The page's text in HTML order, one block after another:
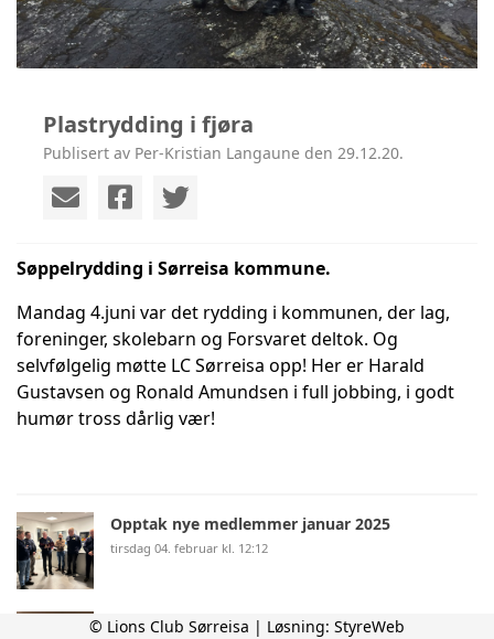
Plastrydding i fjøra
Publisert av Per-Kristian Langaune den 29.12.20.
Søppelrydding i Sørreisa kommune.
Mandag 4.juni var det rydding i kommunen, der lag,
foreninger, skolebarn og Forsvaret deltok. Og
selvfølgelig møtte LC Sørreisa opp! Her er Harald
Gustavsen og Ronald Amundsen i full jobbing, i godt
humør tross dårlig vær!
Opptak nye medlemmer januar 2025
tirsdag 04. februar kl. 12:12
Julebord på Sørreisa Helsesenter
© Lions Club Sørreisa | Løsning: StyreWeb